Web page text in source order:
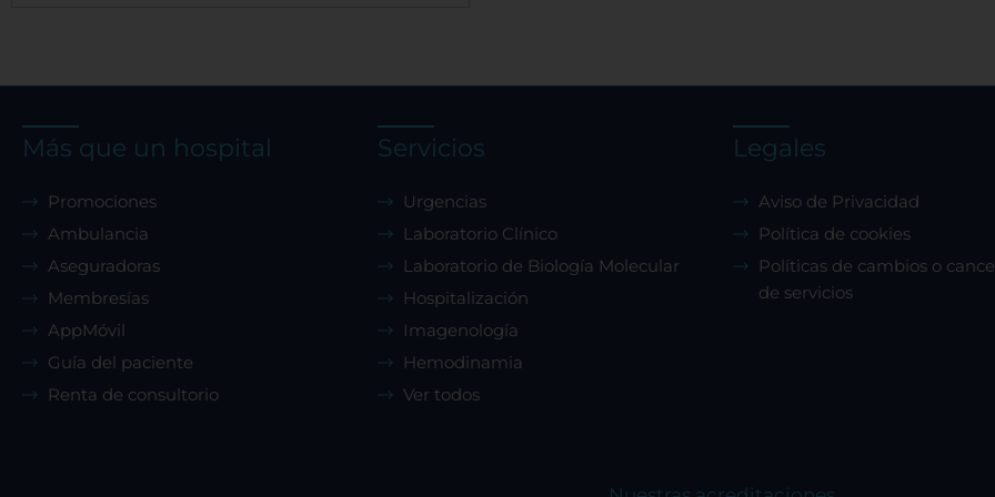
Más que un hospital
Promociones
Ambulancia
Aseguradoras
Membresías
AppMóvil
Guía del paciente
Renta de consultorio
Servicios
Urgencias
Laboratorio Clínico
Laboratorio de Biología Molecular
Hospitalización
Imagenología
Hemodinamia
Ver todos
Legales
Aviso de Privacidad
Política de cookies
Políticas de cambios o
de servicios
Cookies de rendimiento